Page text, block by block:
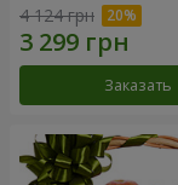
4 124 грн
Заказать